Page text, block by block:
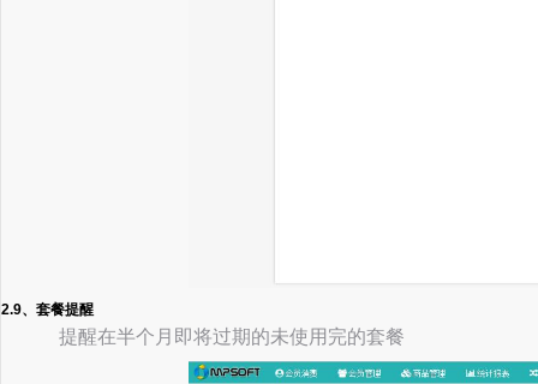
2.9、套餐提醒
提醒在半个月即将过期的未使用完的套餐